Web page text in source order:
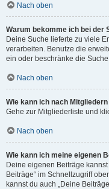
Nach oben
Warum bekomme ich bei der
Deine Suche lieferte zu viele
verarbeiten. Benutze die
ein oder beschränke die
Nach oben
Wie kann ich nach
Gehe zur Mitgliederliste und
Nach oben
Wie kann ich meine eigenen
Deine eigenen Beiträge
Beiträge“ im Schnellzugriff
kannst du auch „Deine